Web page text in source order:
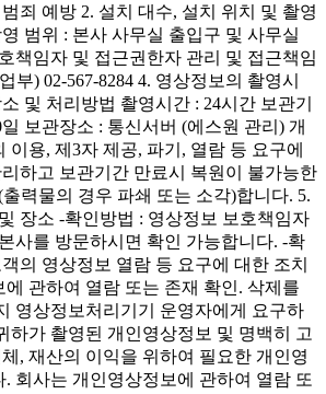
죄 예방 2. 설치 대수, 설치 위치 및 촬영
범위 : 본사 사무실 출입구 및 사무실
책임자 및 접근권한자 관리 및 접근책임
부) 02-567-8284 4. 영상정보의 촬영시
및 처리방법 촬영시간 : 24시간 보관기
보관장소 : 통신서버 (에스원 관리) 개
이용, 제3자 제공, 파기, 열람 등 요구에
하고 보관기간 만료시 복원이 불가능한
력물의 경우 파쇄 또는 소각)합니다. 5.
장소 -확인방법 : 영상정보 보호책임자
사를 방문하시면 확인 가능합니다. -확
의 영상정보 열람 등 요구에 대한 조치
관하여 열람 또는 존재 확인. 삭제를
영상정보처리기기 운영자에게 요구하
하가 촬영된 개인영상정보 및 명백히 고
, 재산의 이익을 위하여 필요한 개인영
회사는 개인영상정보에 관하여 열람 또